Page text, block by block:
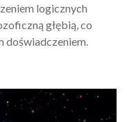
logicznych
głębią, co